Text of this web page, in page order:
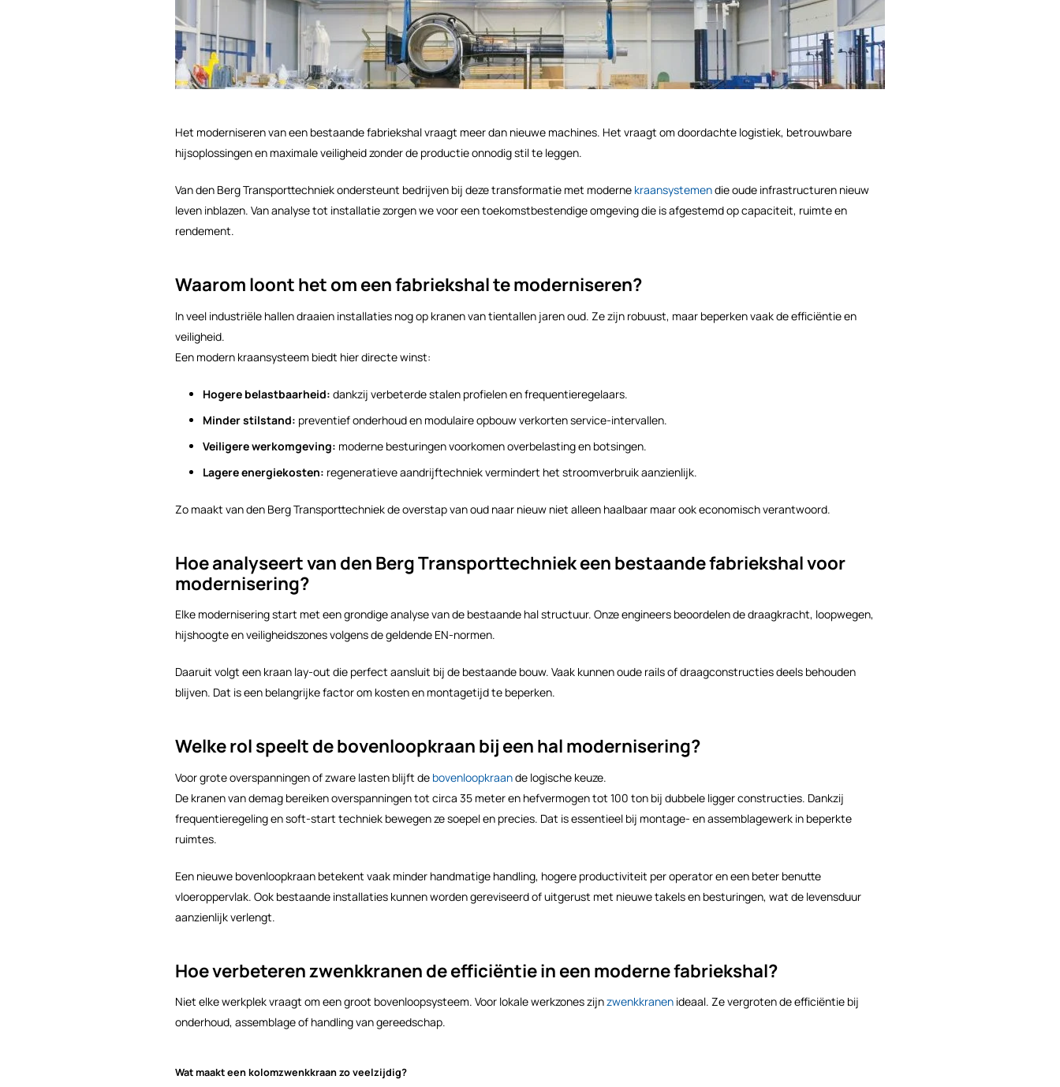
Het moderniseren van een bestaande fabriekshal vraagt meer dan nieuwe machines. Het vraagt om doordachte logistiek, betrouwbare
hijsoplossingen en maximale veiligheid zonder de productie onnodig stil te leggen.
Van den Berg Transporttechniek ondersteunt bedrijven bij deze transformatie met moderne kraansystemendie oude infrastructuren nieuw
leven inblazen. Van analyse tot installatie zorgen we voor een toekomstbestendige omgeving die is afgestemd op capaciteit, ruimte en
rendement.
Waarom loont het om een fabriekshal te moderniseren?
In veel industriële hallen draaien installaties nog op kranen van tientallen jaren oud. Ze zijn robuust, maar beperken vaak de efficiëntie en
veiligheid.
Een modern kraansysteem biedt hier directe winst:
Hogere belastbaarheid: dankzij verbeterde stalen profielen en frequentieregelaars.
Minder stilstand: preventief onderhoud en modulaire opbouw verkorten service-intervallen.
Veiligere werkomgeving: moderne besturingen voorkomen overbelasting en botsingen.
Lagere energiekosten: regeneratieve aandrijftechniek vermindert het stroomverbruik aanzienlijk.
Zo maakt van den Berg Transporttechniek de overstap van oud naar nieuw niet alleen haalbaar maar ook economisch verantwoord.
Hoe analyseert van den Berg Transporttechniek een bestaande fabriekshal voor
modernisering?
Elke modernisering start met een grondige analyse van de bestaande hal structuur. Onze engineers beoordelen de draagkracht, loopwegen,
hijshoogte en veiligheidszones volgens de geldende EN-normen.
Daaruit volgt een kraan lay-out die perfect aansluit bij de bestaande bouw. Vaak kunnen oude rails of draagconstructies deels behouden
blijven. Dat is een belangrijke factor om kosten en montagetijd te beperken.
Welke rol speelt de bovenloopkraan bij een hal modernisering?
Voor grote overspanningen of zware lasten blijft de bovenloopkraande logische keuze.
De kranen van demag bereiken overspanningen tot circa 35 meter en hefvermogen tot 100 ton bij dubbele ligger constructies. Dankzij
frequentieregeling en soft-start techniek bewegen ze soepel en precies. Dat is essentieel bij montage- en assemblagewerk in beperkte
ruimtes.
Een nieuwe bovenloopkraan betekent vaak minder handmatige handling, hogere productiviteit per operator en een beter benutte
vloeroppervlak. Ook bestaande installaties kunnen worden gereviseerd of uitgerust met nieuwe takels en besturingen, wat de levensduur
aanzienlijk verlengt.
Hoe verbeteren zwenkkranen de efficiëntie in een moderne fabriekshal?
Niet elke werkplek vraagt om een groot bovenloopsysteem. Voor lokale werkzones zijnzwenkkranen ideaal. Ze vergroten de efficiëntie bij
onderhoud, assemblage of handling van gereedschap.
Wat maakt een kolomzwenkkraan zo veelzijdig?